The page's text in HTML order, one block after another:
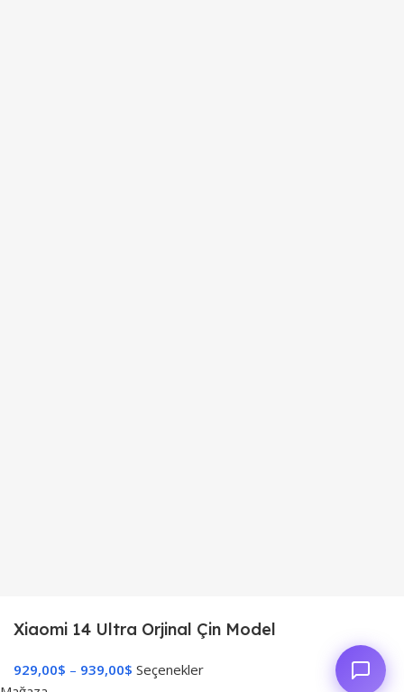
Xiaomi 14 Ultra Orjinal Çin Model
$ $ Seçenekler